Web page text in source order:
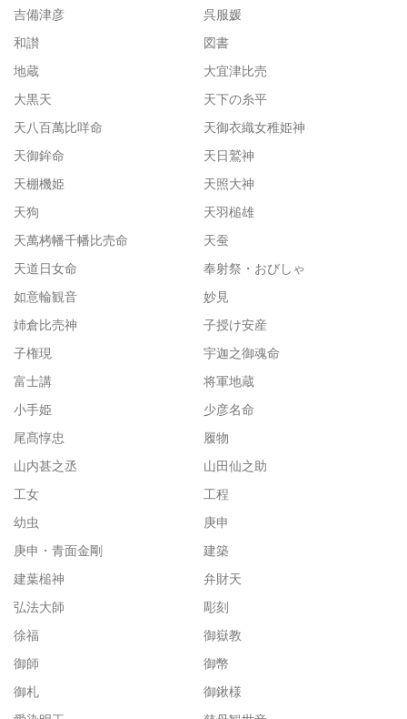
吉備津彦
呉服媛
和讃
図書
地蔵
大宜津比売
大黒天
天下の糸平
天八百萬比咩命
天御衣織女稚姫神
天御鉾命
天日鷲神
天棚機姫
天照大神
天狗
天羽槌雄
天萬栲幡千幡比売命
天蚕
天道日女命
奉射祭・おびしゃ
如意輪観音
妙見
姉倉比売神
子授け安産
子権現
宇迦之御魂命
富士講
将軍地蔵
小手姫
少彦名命
尾髙惇忠
履物
山内甚之丞
山田仙之助
工女
工程
幼虫
庚申
庚申・青面金剛
建築
建葉槌神
弁財天
弘法大師
彫刻
徐福
御嶽教
御師
御幣
御札
御鍬様